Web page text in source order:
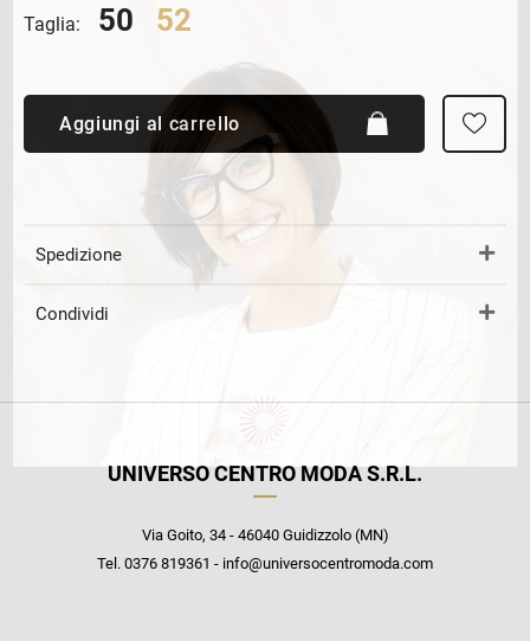
Taglia: 50 52
Aggiungi al carrello
Spedizione
Condividi
UNIVERSO CENTRO MODA S.R.L.
Via Goito, 34 - 46040 Guidizzolo (MN)
Tel. 0376 819361 - info@universocentromoda.com